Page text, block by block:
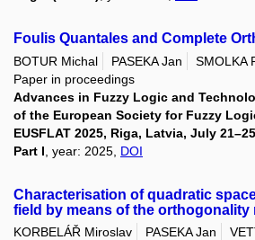
Foulis Quantales and Complete
BOTUR Michal PASEKA Jan
SMOLKA
Paper in proceedings
Advances in Fuzzy Logic and
of the European Society for Fuzzy
EUSFLAT 2025, Riga, Latvia, July
Part I , year: 2025, DOI
Characterisation of quadratic
field by means of the orthogonality
KORBELÁŘ Miroslav PASEKA Jan